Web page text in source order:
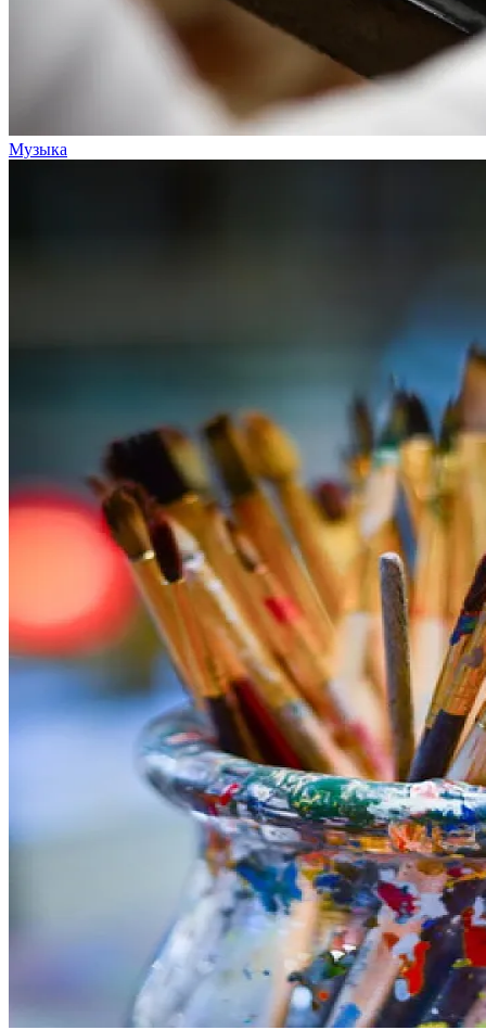
Музыка